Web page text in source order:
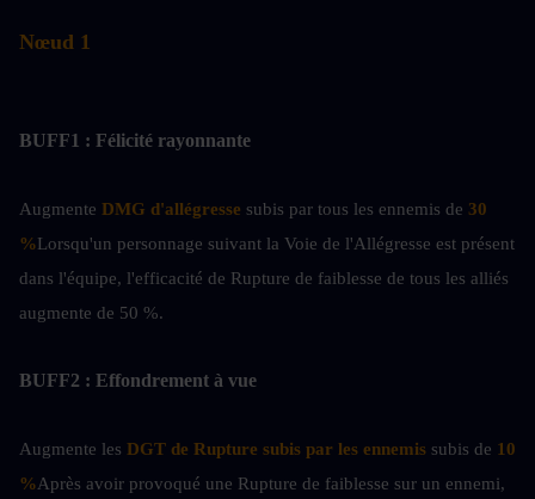
Nœud 1
BUFF1 : Félicité rayonnante
Augmente DMG d'allégresse subis par tous les ennemis de 30
%Lorsqu'un personnage suivant la Voie de l'Allégresse est présent
dans l'équipe, l'efficacité de Rupture de faiblesse de tous les alliés
augmente de 50 %.
BUFF2 : Effondrement à vue
Augmente les DGT de Rupture subis par les ennemis subis de 10
%Après avoir provoqué une Rupture de faiblesse sur un ennemi,